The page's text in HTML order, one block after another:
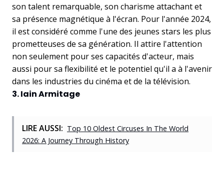
son talent remarquable, son charisme attachant et
sa présence magnétique à l'écran. Pour l'année 2024,
il est considéré comme l'une des jeunes stars les plus
prometteuses de sa génération. Il attire l'attention
non seulement pour ses capacités d'acteur, mais
aussi pour sa flexibilité et le potentiel qu'il a à l'avenir
dans les industries du cinéma et de la télévision.
3. Iain Armitage
LIRE AUSSI: Top 10 Oldest Circuses In The World
2026: A Journey Through History